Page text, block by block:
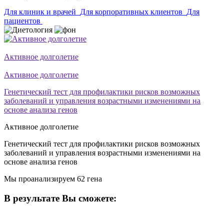
Для клиник и врачей Для корпоративных клиентов Для
пациентов
Активное долголетие
Активное долголетие
Генетический тест для профилактики рисков возможных
заболеваний и управления возрастными изменениями на
основе анализа генов
Активное долголетие
Генетический тест для профилактики рисков возможных
заболеваний и управления возрастными изменениями на
основе анализа генов
Мы проанализируем 62 гена
В результате Вы сможете: